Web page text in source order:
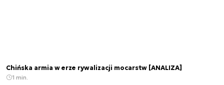
Chińska armia w erze rywalizacji mocarstw [ANALIZA]
1 min.